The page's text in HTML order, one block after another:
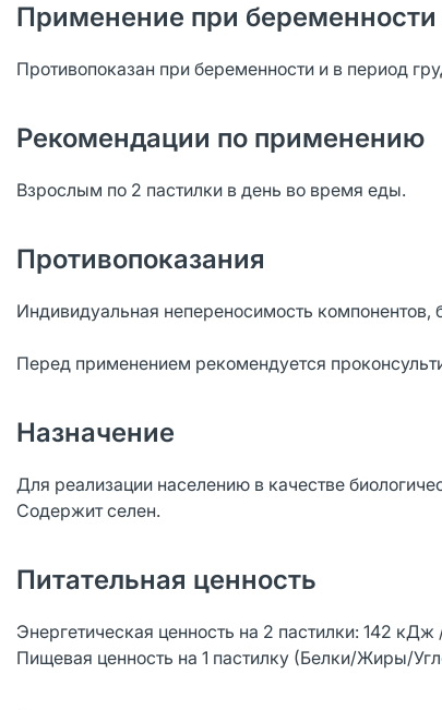
Применение при
Противопоказан при беременности и в период
Рекомендации по применению
Взрослым по 2 пастилки в день во время еды.
Противопоказания
Индивидуальная непереносимость
Перед применением рекомендуется
Назначение
Для реализации населению в качестве
Содержит селен.
Питательная ценность
Энергетическая ценность на 2 пастилки: 142 кДж
Пищевая ценность на 1 пастилку (Белки/Жиры/